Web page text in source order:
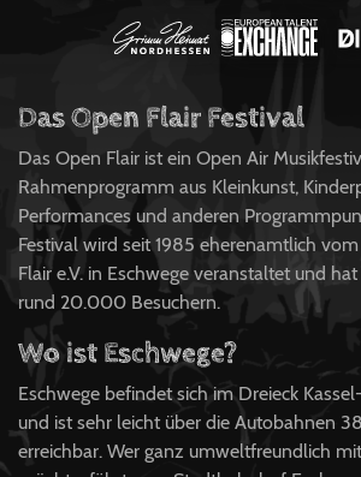
Das Open Flair Festival
Das Open Flair ist ein Open Air
Rahmenprogramm aus Kleinkunst,
Performances und anderen
Festival wird seit 1985 eherenamtlich
Flair e.V. in Eschwege veranstaltet und
rund 20.000 Besuchern.
Wo ist Eschwege?
Eschwege befindet sich im Dreieck
und ist sehr leicht über die Autobahnen
erreichbar. Wer ganz umweltfreundlich